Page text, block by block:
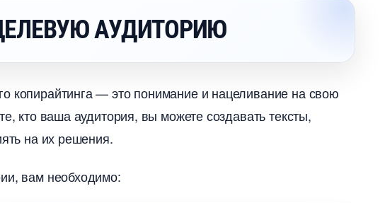
АУДИТОРИЮ
копирайтинга — это понимание и нацеливание на свою
кто ваша аудитория, вы можете создавать тексты,
на их решения.
вам необходимо: